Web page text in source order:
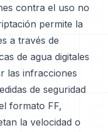
contra el uso no
permite la
a través de
de agua digitales
las infracciones
de seguridad
formato FF,
la velocidad o